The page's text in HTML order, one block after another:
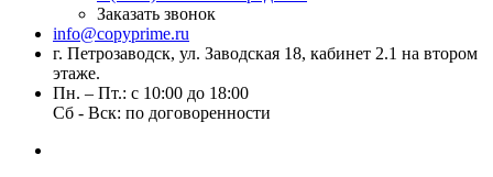
Заказать звонок
info@copyprime.ru
г. Петрозаводск, ул. Заводская 18, кабинет 2.1 на втором
этаже.
Пн. – Пт.: с 10:00 до 18:00
Сб - Вск: по договоренности